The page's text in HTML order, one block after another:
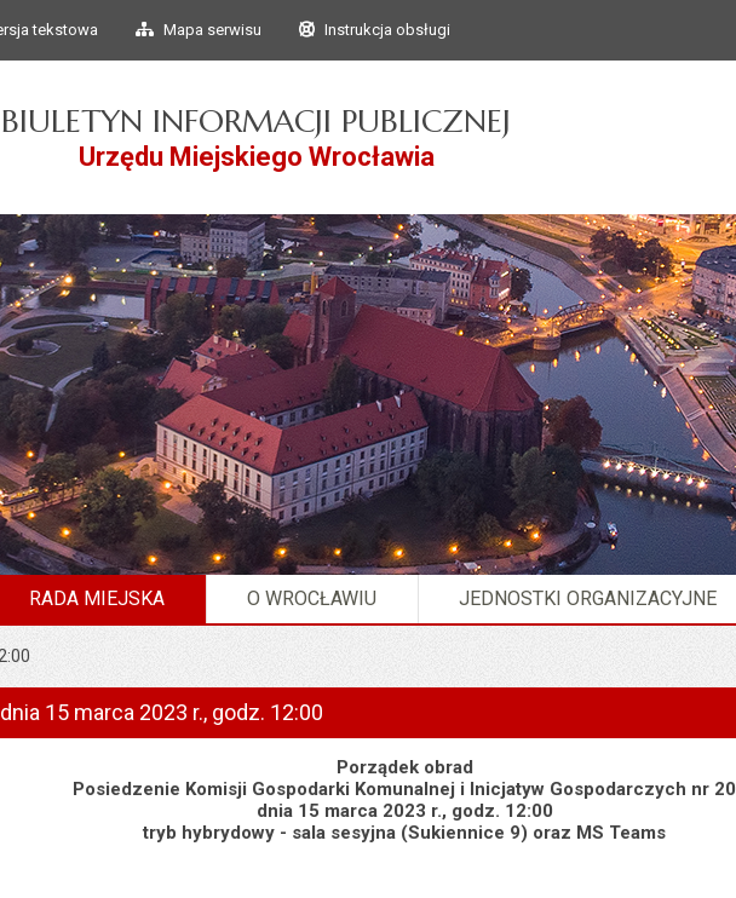
Przejdź do głównego
Przejdź do treści
tekstowa Mapa serwisu Instrukcja obsługi
BIULETYN INFORMACJI PUBLICZNEJ
Urzędu Miejskiego Wrocławia
RADA MIEJSKA O WROCŁAWIU JEDNOSTKI ORGANIZACYJNE
15 marca 2023 r., godz. 12:00
Porządek obrad
Posiedzenie Komisji Gospodarki Komunalnej i Inicjatyw Gospodarczych nr 20
dnia 15 marca 2023 r., godz. 12:00
tryb hybrydowy - sala sesyjna (Sukiennice 9) oraz MS Teams